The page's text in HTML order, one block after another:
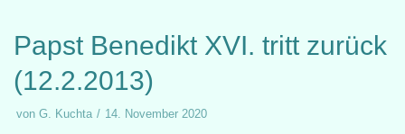
Papst Benedikt XVI. tritt zurück
(12.2.2013)
von G. Kuchta 14. November 2020